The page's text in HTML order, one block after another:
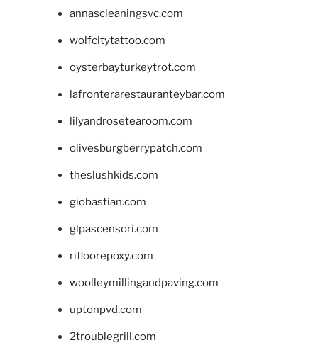
annascleaningsvc.com
wolfcitytattoo.com
oysterbayturkeytrot.com
lafronterarestauranteybar.com
lilyandrosetearoom.com
olivesburgberrypatch.com
theslushkids.com
giobastian.com
glpascensori.com
rifloorepoxy.com
woolleymillingandpaving.com
uptonpvd.com
2troublegrill.com